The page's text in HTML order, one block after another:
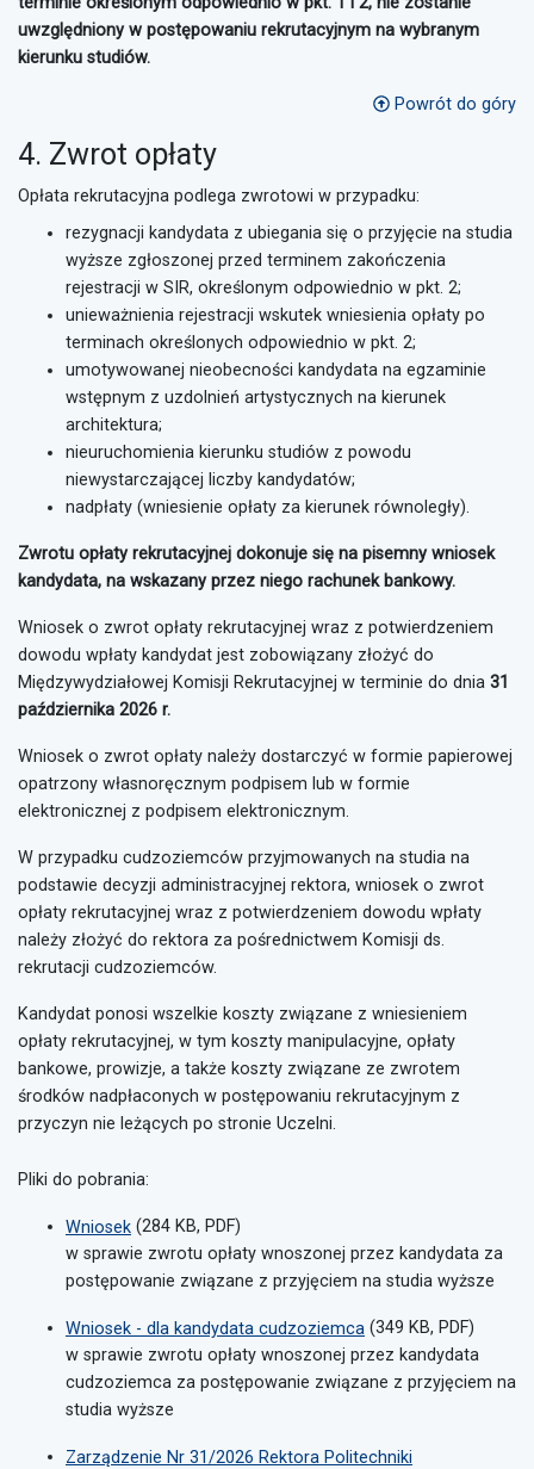
uwzględniony w postępowaniu rekrutacyjnym na wybranym
kierunku studiów.
Powrót do góry
4. Zwrot opłaty
Opłata rekrutacyjna podlega zwrotowi w przypadku:
rezygnacji kandydata z ubiegania się o przyjęcie na studia
wyższe zgłoszonej przed terminem zakończenia
rejestracji w SIR, określonym odpowiednio w pkt. 2;
unieważnienia rejestracji wskutek wniesienia opłaty po
terminach określonych odpowiednio w pkt. 2;
umotywowanej nieobecności kandydata na egzaminie
wstępnym z uzdolnień artystycznych na kierunek
architektura;
nieuruchomienia kierunku studiów z powodu
niewystarczającej liczby kandydatów;
nadpłaty (wniesienie opłaty za kierunek równoległy).
Zwrotu opłaty rekrutacyjnej dokonuje się na pisemny wniosek
kandydata, na wskazany przez niego rachunek bankowy.
Wniosek o zwrot opłaty rekrutacyjnej wraz z potwierdzeniem
dowodu wpłaty kandydat jest zobowiązany złożyć do
Międzywydziałowej Komisji Rekrutacyjnej w terminie do dnia 31
października 2026 r.
Wniosek o zwrot opłaty należy dostarczyć w formie papierowej
opatrzony własnoręcznym podpisem lub w formie
elektronicznej z podpisem elektronicznym.
W przypadku cudzoziemców przyjmowanych na studia na
podstawie decyzji administracyjnej rektora, wniosek o zwrot
opłaty rekrutacyjnej wraz z potwierdzeniem dowodu wpłaty
należy złożyć do rektora za pośrednictwem Komisji ds.
rekrutacji cudzoziemców.
Kandydat ponosi wszelkie koszty związane z wniesieniem
opłaty rekrutacyjnej, w tym koszty manipulacyjne, opłaty
bankowe, prowizje, a także koszty związane ze zwrotem
środków nadpłaconych w postępowaniu rekrutacyjnym z
przyczyn nie leżących po stronie Uczelni.
Pliki do pobrania:
Wniosek (284 KB, PDF)
w sprawie zwrotu opłaty wnoszonej przez kandydata za
postępowanie związane z przyjęciem na studia wyższe
Wniosek - dla kandydata cudzoziemca (349 KB, PDF)
w sprawie zwrotu opłaty wnoszonej przez kandydata
cudzoziemca za postępowanie związane z przyjęciem na
studia wyższe
Zarządzenie Nr 31/2026 Rektora Politechniki